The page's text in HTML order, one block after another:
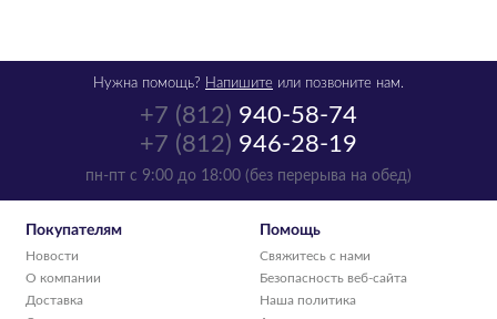
+7 (812) 940-58-74
+7 (812) 946-28-19
пн-пт с 9:00 до 18:00 (без перерыва на обед)
Нужна помощь? Напишите или позвоните нам.
Покупателям
Новости
О компании
Доставка
Помощь
Свяжитесь с нами
Безопасность веб-сайта
Наша политика